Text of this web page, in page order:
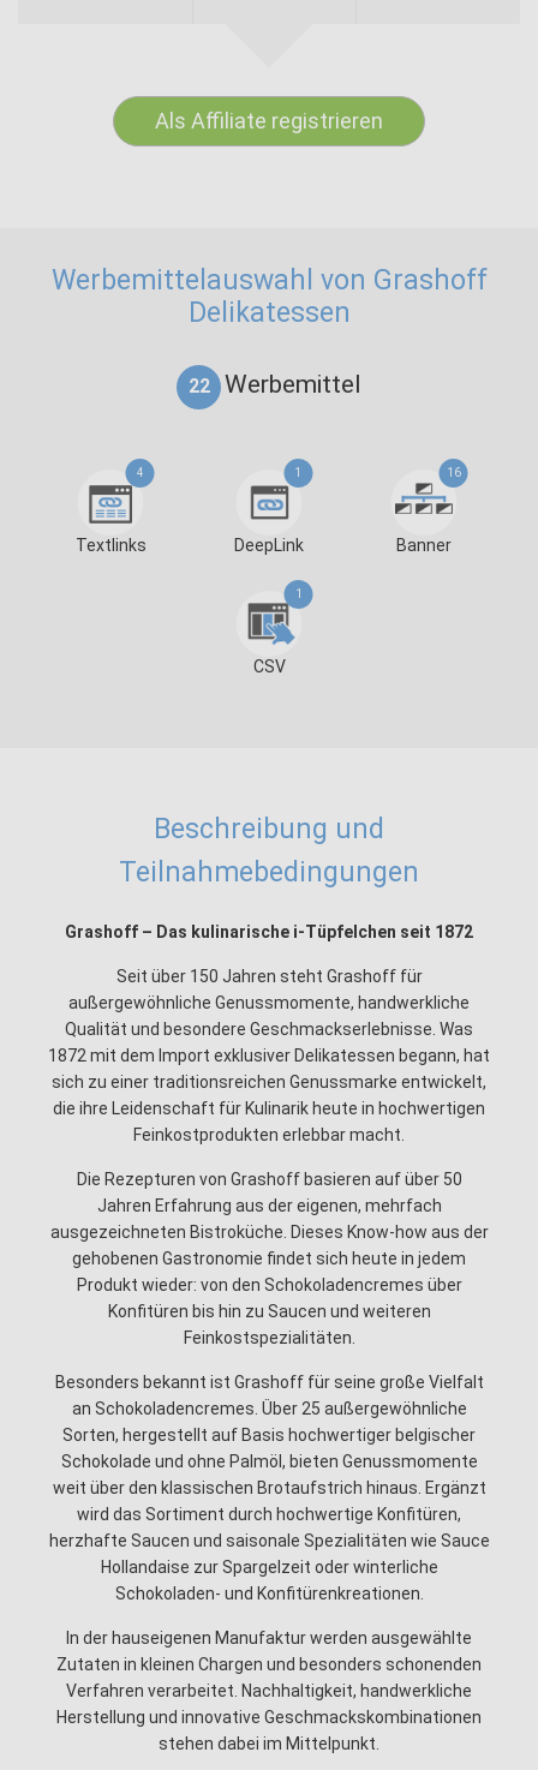
Als Affiliate registrieren
Werbemittelauswahl von Grashoff
Delikatessen
22 Werbemittel
4
Textlinks
1
DeepLink
16
Banner
1
CSV
Beschreibung und
Teilnahmebedingungen
Grashoff – Das kulinarische i-Tüpfelchen seit 1872
Seit über 150 Jahren steht Grashoff für
außergewöhnliche Genussmomente, handwerkliche
Qualität und besondere Geschmackserlebnisse. Was
1872 mit dem Import exklusiver Delikatessen begann, hat
sich zu einer traditionsreichen Genussmarke entwickelt,
die ihre Leidenschaft für Kulinarik heute in hochwertigen
Feinkostprodukten erlebbar macht.
Die Rezepturen von Grashoff basieren auf über 50
Jahren Erfahrung aus der eigenen, mehrfach
ausgezeichneten Bistroküche. Dieses Know-how aus der
gehobenen Gastronomie findet sich heute in jedem
Produkt wieder: von den Schokoladencremes über
Konfitüren bis hin zu Saucen und weiteren
Feinkostspezialitäten.
Besonders bekannt ist Grashoff für seine große Vielfalt
an Schokoladencremes. Über 25 außergewöhnliche
Sorten, hergestellt auf Basis hochwertiger belgischer
Schokolade und ohne Palmöl, bieten Genussmomente
weit über den klassischen Brotaufstrich hinaus. Ergänzt
wird das Sortiment durch hochwertige Konfitüren,
herzhafte Saucen und saisonale Spezialitäten wie Sauce
Hollandaise zur Spargelzeit oder winterliche
Schokoladen- und Konfitürenkreationen.
In der hauseigenen Manufaktur werden ausgewählte
Zutaten in kleinen Chargen und besonders schonenden
Verfahren verarbeitet. Nachhaltigkeit, handwerkliche
Herstellung und innovative Geschmackskombinationen
stehen dabei im Mittelpunkt.